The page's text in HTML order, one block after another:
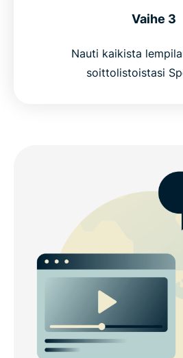
Vaihe 3
Nauti kaikista
soittolistoistasi